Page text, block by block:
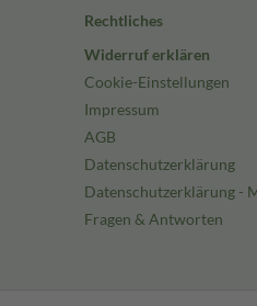
Rechtliches
Widerruf erklären
Cookie-Einstellungen
Impressum
AGB
Datenschutzerklärung
Datenschutzerklärung -
Fragen & Antworten